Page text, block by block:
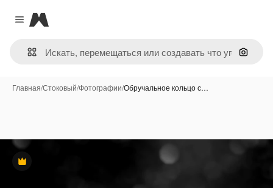
Close menu
Magnific
Поиск
Главная/Стоковый/Фотографии/Обручальное кольцо с…
Премиум